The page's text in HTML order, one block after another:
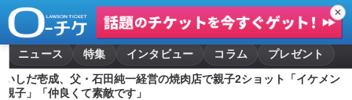
✕
ニュース 特集 インタビュー コラム
プレゼント
いしだ壱成、父・石田純一経営の焼肉店で親子2ショット「イケメン
親子」「仲良くて素敵です」